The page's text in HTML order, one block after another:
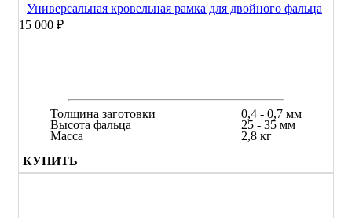
Универсальная кровельная рамка для двойного фальца
15 000 ₽
Толщина заготовки
Высота фальца
Масса
0,4 - 0,7 мм
25 - 35 мм
2,8 кг
КУПИТЬ